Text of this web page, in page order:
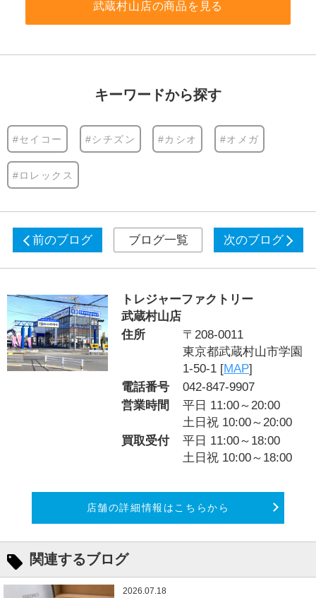
武蔵村山店の商品を見る
キーワードから探す
#セイコー #シチズン #カシオ #オメガ
#ロレックス
前のブログ ブログ一覧 次のブログ
トレジャーファクトリー
武蔵村山店
住所
〒208-0011
東京都武蔵村山市学園
1-50-1 [MAP]
電話番号
042-847-9907
営業時間
平日 11:00～20:00
土日祝 10:00～20:00
買取受付
平日 11:00～18:00
土日祝 10:00～18:00
店舗の詳細情報はこちらから
関連するブログ
2026.07.18